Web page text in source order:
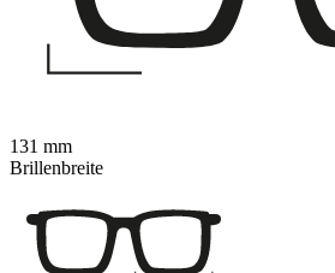
131 mm
Brillenbreite